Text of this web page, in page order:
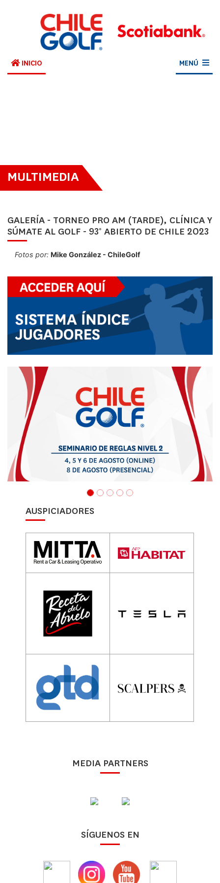
INICIO MENÚ
MULTIMEDIA
GALERÍA - TORNEO PRO AM (TARDE), CLÍNICA Y
SÚMATE AL GOLF - 93° ABIERTO DE CHILE 2023
Fotos por: Mike González - ChileGolf
AUSPICIADORES
MEDIA PARTNERS
SÍGUENOS EN